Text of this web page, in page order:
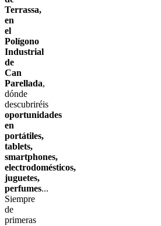
Terrassa,
en
el
Polígono
Industrial
de
Can
Parellada,
dónde
descubriréis
oportunidades
en
portátiles,
tablets,
smartphones,
electrodomésticos,
juguetes,
perfumes...
Siempre
de
primeras